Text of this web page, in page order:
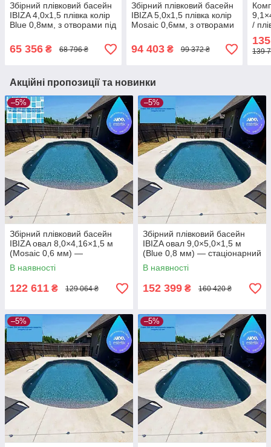
Збірний плівковий басейн
IBIZA 4,0x1,5 плівка колір
Blue 0,8мм, з отворами під
65 356 ₴ 68 796 ₴
Збірний плівковий басейн
IBIZA 5,0x1,5 плівка колір
Mosaic 0,6мм, з отворами
94 403₴ 99 372 ₴
/
139
Акційні пропозиції та новинки
–5%
Збірний плівковий басейн
IBIZA овал 8,0×4,16×1,5 м
(Mosaic 0,6 мм) —
стаціонарний басейн під
встановлення в котлован
В наявності
122 611 ₴ 129 064 ₴
–5%
Збірний плівковий басейн
IBIZA овал 9,0×5,0×1,5 м
(Blue 0,8 мм) — стаціонарний
басейн під встановлення в
котлован
В наявності
152 399 ₴ 160 420 ₴
–5% –5%